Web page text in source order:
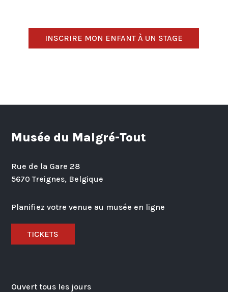
INSCRIRE MON ENFANT À UN STAGE
Musée du Malgré-Tout
Rue de la Gare 28
5670 Treignes, Belgique
Planifiez votre venue au musée en ligne
TICKETS
Ouvert tous les jours